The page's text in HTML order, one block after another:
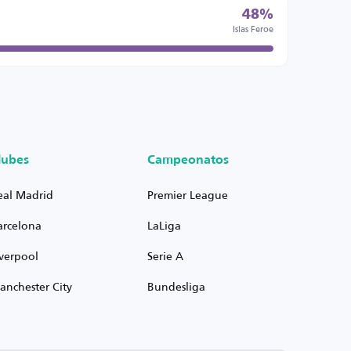
48%
Islas Feroe
Madrid
City
Campeonatos
Premier League
LaLiga
Serie A
Bundesliga